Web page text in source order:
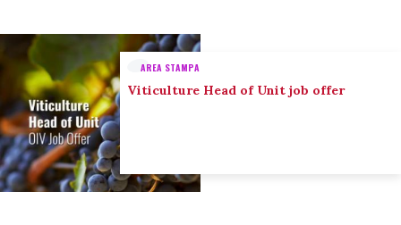
AREA STAMPA
Viticulture Head of Unit job offer